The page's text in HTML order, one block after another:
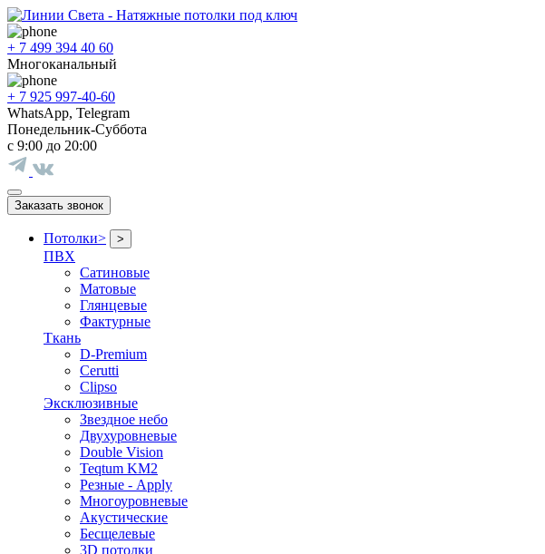
+ 7 499 394 40 60
Многоканальный
+ 7 925 997-40-60
WhatsApp, Telegram
Понедельник-Суббота
с 9:00 до 20:00
Заказать звонок
Потолки> >
ПВХ
Сатиновые
Матовые
Глянцевые
Фактурные
Ткань
D-Premium
Cerutti
Clipso
Эксклюзивные
Звездное небо
Двухуровневые
Double Vision
Teqtum KM2
Резные - Apply
Многоуровневые
Акустические
Бесщелевые
3D потолки